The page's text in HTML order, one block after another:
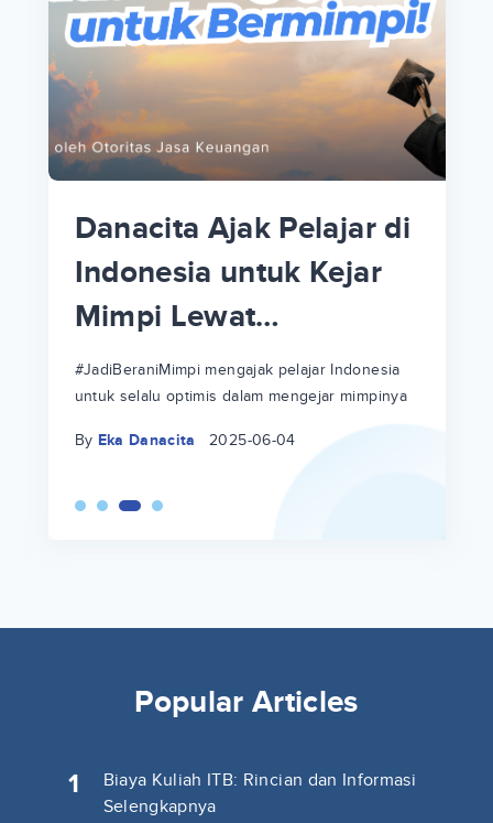
Danacita Ajak Pelajar di
Indonesia untuk Kejar
Mimpi Lewat
#JadiBeraniMimpi
#JadiBeraniMimpi mengajak pelajar Indonesia
untuk selalu optimis dalam mengejar mimpinya
By Eka Danacita 2025-06-04
Popular Articles
1
Biaya Kuliah ITB: Rincian dan Informasi
Selengkapnya